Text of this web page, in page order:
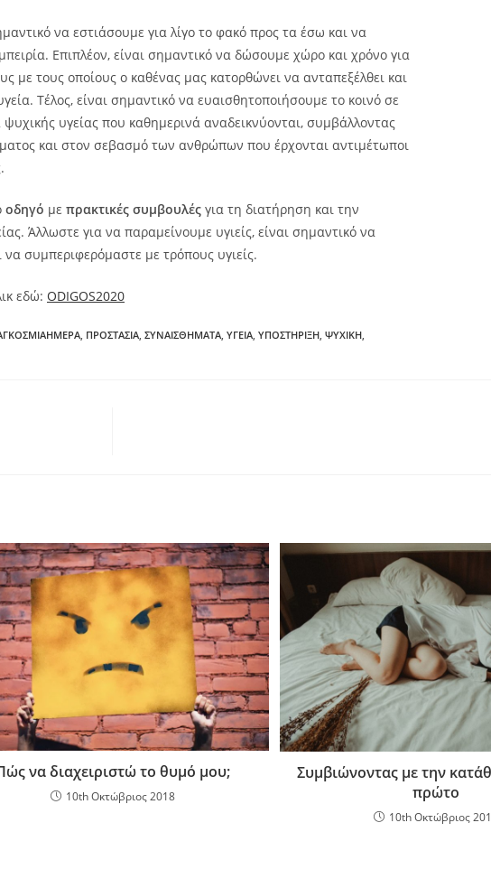
να εστιάσουμε για λίγο το φακό προς τα έσω και να
Επιπλέον, είναι σημαντικό να δώσουμε χώρο και χρόνο για
με τους οποίους ο καθένας μας κατορθώνει να ανταπεξέλθει και
Τέλος, είναι σημαντικό να ευαισθητοποιήσουμε το κοινό σε
υγείας που καθημερινά αναδεικνύονται, συμβάλλοντας
και στον σεβασμό των ανθρώπων που έρχονται αντιμέτωποι
οδηγό με πρακτικές συμβουλές για τη διατήρηση και την
Άλλωστε για να παραμείνουμε υγιείς, είναι σημαντικό να
συμπεριφερόμαστε με τρόπους υγιείς.
εδώ: ODIGOS2020
, ΠΡΟΣΤΑΣΙΑ, ΣΥΝΑΙΣΘΗΜΑΤΑ, ΥΓΕΙΑ, ΥΠΟΣΤΗΡΙΞΗ, ΨΥΧΙΚΗ,
να διαχειριστώ το θυμό μου;
10th Οκτώβριος 2018
Συμβιώνοντας με την
πρώτο
10th Οκτώβριος